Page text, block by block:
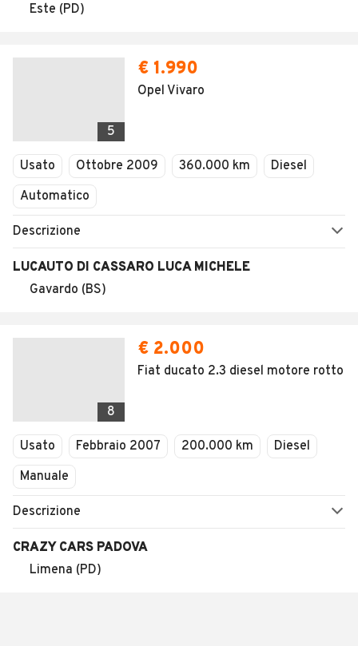
Este (PD)
5
€ 1.990
Opel Vivaro
Usato Ottobre 2009 360.000 km
Diesel
Automatico
Descrizione
LUCAUTO DI CASSARO LUCA MICHELE
Gavardo (BS)
8
€ 2.000
Fiat ducato 2.3 diesel motore rotto
Usato Febbraio 2007 200.000 km
Diesel
Manuale
Descrizione
CRAZY CARS PADOVA
Limena (PD)